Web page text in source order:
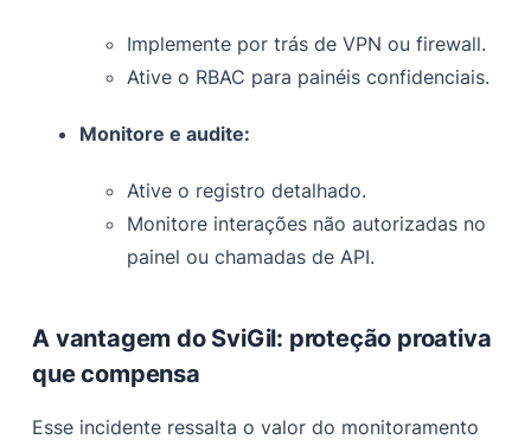
Implemente por trás de VPN ou firewall.
Ative o RBAC para painéis confidenciais.
Monitore e audite:
Ative o registro detalhado.
Monitore interações não autorizadas no
painel ou chamadas de API.
A vantagem do SviGil: proteção proativa
que compensa
Esse incidente ressalta o valor do monitoramento